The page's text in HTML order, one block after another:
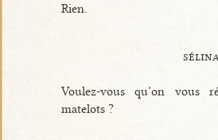
Rien.
Voulez-vous qu’on vous
matelots ?